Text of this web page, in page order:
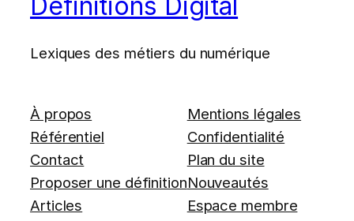
Lexiques des métiers du numérique
À propos
Référentiel
Contact
Proposer une définition
Articles
Mentions légales
Confidentialité
Plan du site
Nouveautés
Espace membre